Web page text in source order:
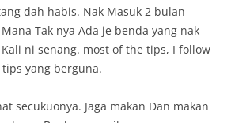
dah habis. Nak Masuk 2 bulan
Tak nya Ada je benda yang nak
ni senang. most of the tips, I follow
tips yang berguna.
secukuonya. Jaga makan Dan makan